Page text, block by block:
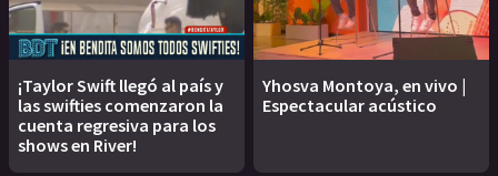
¡Taylor Swift llegó al país y
las swifties comenzaron la
cuenta regresiva para los
shows en River!
Yhosva Montoya, en vivo |
Espectacular acústico